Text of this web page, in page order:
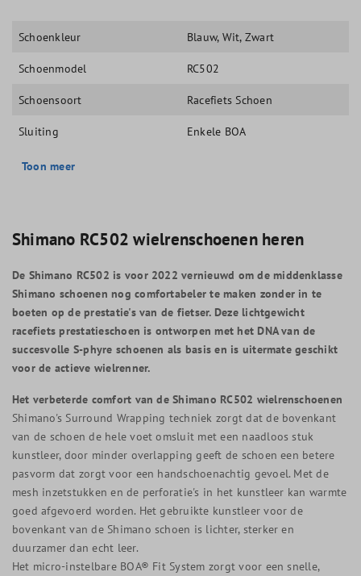
Schoenkleur Blauw, Wit, Zwart
Schoenmodel RC502
Schoensoort Racefiets Schoen
Sluiting Enkele BOA
Toon meer
Shimano RC502 wielrenschoenen heren
De Shimano RC502 is voor 2022 vernieuwd om de middenklasse
Shimano schoenen nog comfortabeler te maken zonder in te
boeten op de prestatie's van de fietser. Deze lichtgewicht
racefiets prestatieschoen is ontworpen met het DNA van de
succesvolle S-phyre schoenen als basis en is uitermate geschikt
voor de actieve wielrenner.
Het verbeterde comfort van de Shimano RC502 wielrenschoenen
Shimano's Surround Wrapping techniek zorgt dat de bovenkant
van de schoen de hele voet omsluit met een naadloos stuk
kunstleer, door minder overlapping geeft de schoen een betere
pasvorm dat zorgt voor een handschoenachtig gevoel. Met de
mesh inzetstukken en de perforatie's in het kunstleer kan warmte
goed afgevoerd worden. Het gebruikte kunstleer voor de
bovenkant van de Shimano schoen is lichter, sterker en
duurzamer dan echt leer.
Het micro-instelbare BOA® Fit System zorgt voor een snelle,